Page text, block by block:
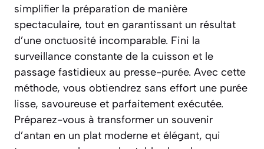
simplifier la préparation de manière
spectaculaire, tout en garantissant un résultat
d’une onctuosité incomparable. Fini la
surveillance constante de la cuisson et le
passage fastidieux au presse-purée. Avec cette
méthode, vous obtiendrez sans effort une purée
lisse, savoureuse et parfaitement exécutée.
Préparez-vous à transformer un souvenir
d’antan en un plat moderne et élégant, qui